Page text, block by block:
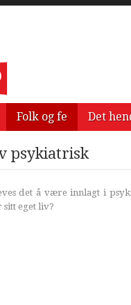
Folk og fe Det
psykiatrisk
det å være innlagt i
eget liv?